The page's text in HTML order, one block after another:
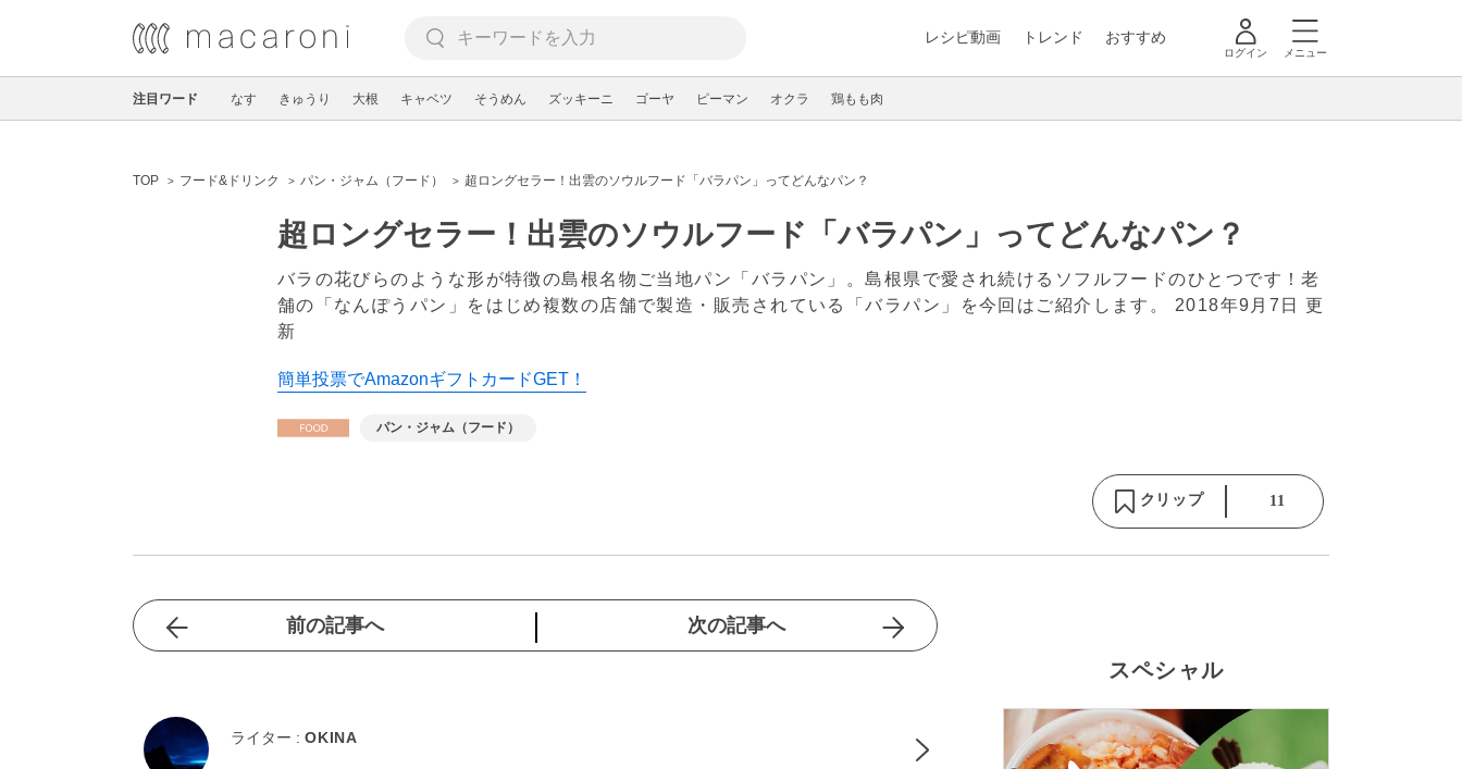
レシピ動画 トレンド おすすめ
ログイン メニュー
注目ワード なす きゅうり 大根 キャベツ そうめん ズッキーニ ゴーヤ ピーマン オクラ 鶏もも肉
TOP フード&ドリンク パン・ジャム（フード） 超ロングセラー！出雲のソウルフード「バラパン」ってどんなパン？
超ロングセラー！出雲のソウルフード「バラパン」ってどんなパン？
バラの花びらのような形が特徴の島根名物ご当地パン「バラパン」。島根県で愛され続けるソフルフードのひとつです！老
舗の「なんぽうパン」をはじめ複数の店舗で製造・販売されている「バラパン」を今回はご紹介します。 2018年9月7日 更
新
簡単投票でAmazonギフトカードGET！
パン・ジャム（フード）
クリップ 11
前の記事へ 次の記事へ
ライター : OKINA
スペシャル